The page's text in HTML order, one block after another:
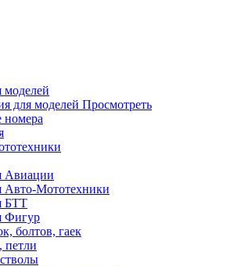
моделей
для моделей Просмотреть
номера
Авиации
Авто-Мототехники
БТТ
Фигур
болтов, гаек